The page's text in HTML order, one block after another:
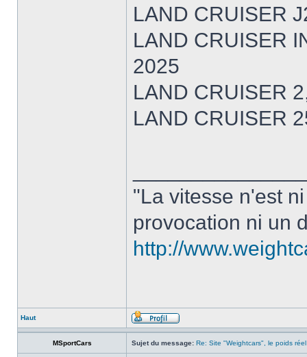
LAND CRUISER
LAND CRUISER
2025
LAND CRUISER
LAND CRUISER
"La vitesse n'est
provocation ni un
http://
Haut
MSportCars Sujet du message: Re: Site "Weightcars", le poids